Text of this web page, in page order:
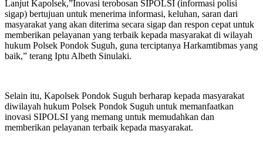
Lanjut Kapolsek,”Inovasi terobosan SIPOLSI (informasi polisi
sigap) bertujuan untuk menerima informasi, keluhan, saran dari
masyarakat yang akan diterima secara sigap dan respon cepat untuk
memberikan pelayanan yang terbaik kepada masyarakat di wilayah
hukum Polsek Pondok Suguh, guna terciptanya Harkamtibmas yang
baik,” terang Iptu Albeth Sinulaki.
Selain itu, Kapolsek Pondok Suguh berharap kepada masyarakat
diwilayah hukum Polsek Pondok Suguh untuk memanfaatkan
inovasi SIPOLSI yang memang untuk memudahkan dan
memberikan pelayanan terbaik kepada masyarakat.